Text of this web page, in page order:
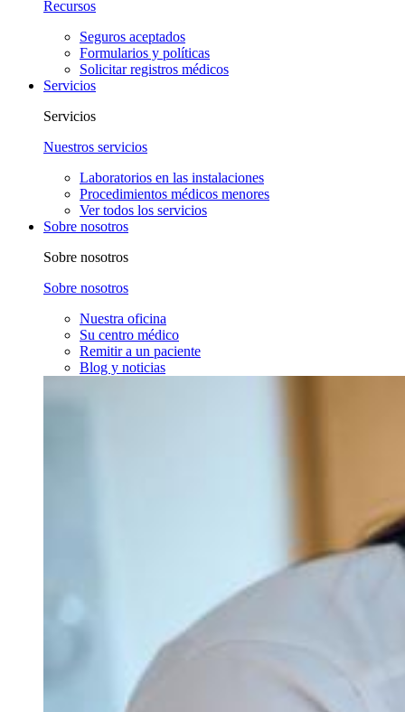
Recursos
Seguros aceptados
Formularios y políticas
Solicitar registros médicos
Servicios
Servicios
Nuestros servicios
Laboratorios en las instalaciones
Procedimientos médicos menores
Ver todos los servicios
Sobre nosotros
Sobre nosotros
Sobre nosotros
Nuestra oficina
Su centro médico
Remitir a un paciente
Blog y noticias